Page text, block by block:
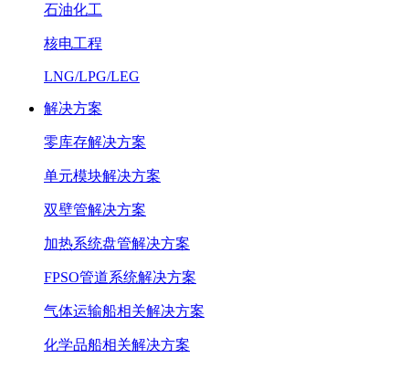
石油化工
核电工程
LNG/LPG/LEG
解决方案
零库存解决方案
单元模块解决方案
双壁管解决方案
加热系统盘管解决方案
FPSO管道系统解决方案
气体运输船相关解决方案
化学品船相关解决方案